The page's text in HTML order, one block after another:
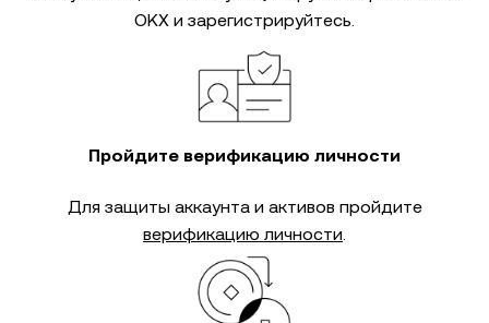
OKX и зарегистрируйтесь.
Пройдите верификацию личности
Для защиты аккаунта и активов пройдите
верификацию личности.